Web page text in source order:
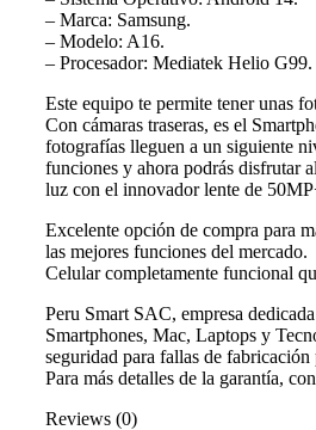
– Marca: Samsung.
– Modelo: A16.
– Procesador: Mediatek Helio G99.
Este equipo te permite tener unas
Con cámaras traseras, es el
fotografías lleguen a un siguiente
funciones y ahora podrás disfrutar
luz con el innovador lente de
Excelente opción de compra para
las mejores funciones del mercado.
Celular completamente funcional
Peru Smart SAC, empresa
Smartphones, Mac, Laptops y
seguridad para fallas de fabricación
Para más detalles de la garantía,
Reviews (0)